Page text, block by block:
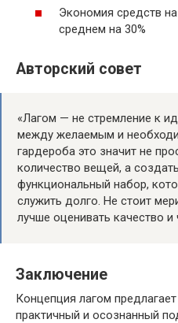
Экономия средств
среднем на 30%
Авторский совет
«Лагом — не стремление к
между желаемым и
гардероба это значит не
количество вещей, а
функциональный набор,
служить долго. Не стоит
лучше оценивать качество и
Заключение
Концепция лагом
практичный и осознанный